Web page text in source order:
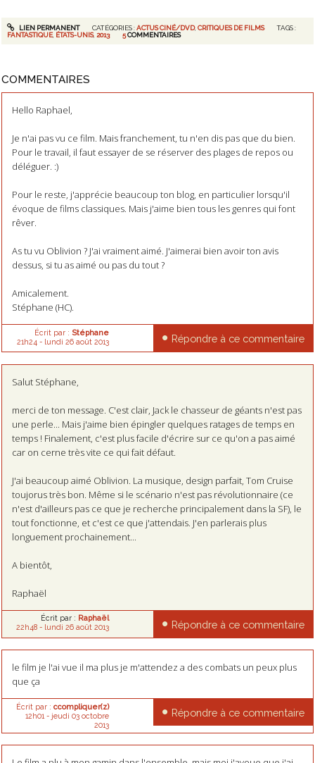
LIEN PERMANENT CATÉGORIES :ACTUS CINÉ/DVD, CRITIQUES DE FILMS
TAGS :
FANTASTIQUE, ÉTATS-UNIS,2013 5COMMENTAIRES
COMMENTAIRES
Hello Raphael,
Je n'ai pas vu ce film. Mais franchement, tu n'en dis pas que du bien.
Pour le travail, il faut essayer de se réserver des plages de repos ou
déléguer. :)
Pour le reste, j'apprécie beaucoup ton blog, en particulier lorsqu'il
évoque de films classiques. Mais j'aime bien tous les genres qui font
rêver.
As tu vu Oblivion ? J'ai vraiment aimé. J'aimerai bien avoir ton avis
dessus, si tu as aimé ou pas du tout ?
Amicalement.
Stéphane (HC).
Écrit par : Stéphane
21h24 - lundi 26 août 2013 Répondre à ce commentaire
Salut Stéphane,
merci de ton message. C'est clair, Jack le chasseur de géants n'est pas
une perle... Mais j'aime bien épingler quelques ratages de temps en
temps ! Finalement, c'est plus facile d'écrire sur ce qu'on a pas aimé
car on cerne très vite ce qui fait défaut.
J'ai beaucoup aimé Oblivion. La musique, design parfait, Tom Cruise
toujorus très bon. Même si le scénario n'est pas révolutionnaire (ce
n'est d'ailleurs pas ce que je recherche principalement dans la SF), le
tout fonctionne, et c'est ce que j'attendais. J'en parlerais plus
longuement prochainement...
A bientôt,
Raphaël
Écrit par : Raphaël
22h48- lundi 26 août 2013 Répondre à ce commentaire
le film je l'ai vue il ma plus je m'attendez a des combats un peux plus
que ça
Écrit par : ccompliquer(z)
12h01 - jeudi 03 octobre
2013
Répondre à ce commentaire